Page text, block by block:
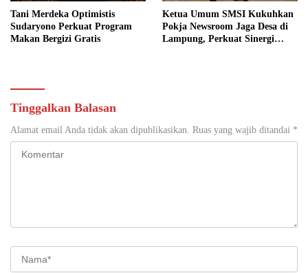
Tani Merdeka Optimistis
Sudaryono Perkuat Program
Makan Bergizi Gratis
Ketua Umum SMSI Kukuhkan
Pokja Newsroom Jaga Desa di
Lampung, Perkuat Sinergi
Tinggalkan Balasan
Alamat email Anda tidak akan dipublikasikan. Ruas yang wajib ditandai *